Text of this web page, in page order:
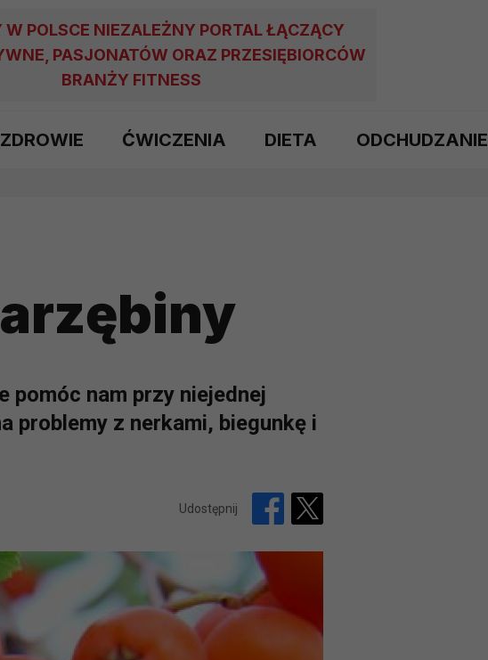
W POLSCE NIEZALEŻNY PORTAL ŁĄCZĄCY
PASJONATÓW ORAZ PRZESIĘBIORCÓW
BRANŻY FITNESS
ZDROWIE ĆWICZENIA DIETA ODCHUDZANIE
pomóc nam przy niejednej
problemy z nerkami, biegunkę i
Udostępnij